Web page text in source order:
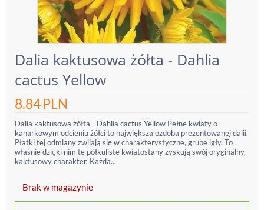
Dalia kaktusowa żółta - Dahlia
cactus Yellow
8.84PLN
Dalia kaktusowa żółta - Dahlia cactus Yellow Pełne kwiaty o
kanarkowym odcieniu żółci to największa ozdoba prezentowanej dalii.
Płatki tej odmiany zwijają się w charakterystyczne, grube igły. To
właśnie dzięki nim te półkuliste kwiatostany zyskują swój oryginalny,
kaktusowy charakter. Każda...
Brak w magazynie